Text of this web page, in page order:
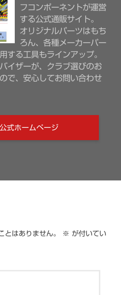
フコンポーネントが運営
する公式通販サイト。
オリジナルパーツはもち
ろん、各種メーカーパー
する工具もラインアップ。
イザーが、クラブ選びのお
で、安心してお問い合わせ
式ホームページ
とはありません。 ※ が付いてい